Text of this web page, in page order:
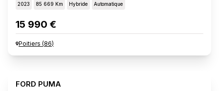
2023 85 669 Km Hybride Automatique
15 990 €
Poitiers (86)
FORD PUMA